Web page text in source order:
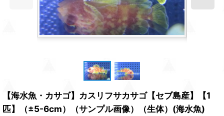
【海水魚・カサゴ】カスリフサカサゴ【セブ島産】【1
匹】（±5-6cm）（サンプル画像）（生体）(海水魚)